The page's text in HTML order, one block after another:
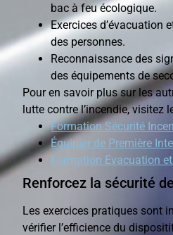
bac à feu écologique.
Exercices d’évacuation
des personnes.
Reconnaissance des
des équipements de
Pour en savoir plus sur les
lutte contre l’incendie, visitez
Formation Sécurité
Équipier de Première
Formation Evacuation
Renforcez la sécurité
Les exercices pratiques sont
vérifier l’efficience du